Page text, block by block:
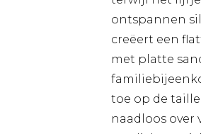
ontspannen
creëert een
met platte
toe op de
naadloos